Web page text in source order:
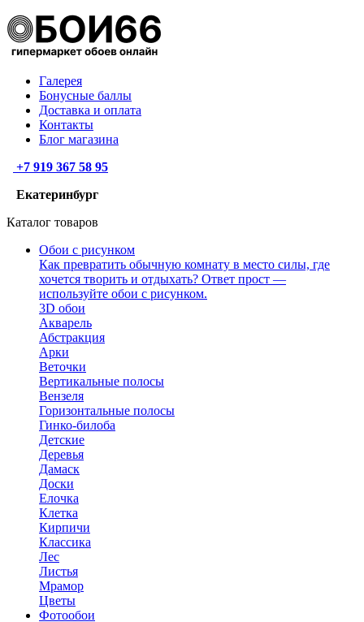
Галерея
Бонусные баллы
Доставка и оплата
Контакты
Блог магазина
+7 919 367 58 95
Екатеринбург
Каталог товаров
Обои с рисунком
Как превратить обычную комнату в место силы, где
хочется творить и отдыхать? Ответ прост —
используйте обои с рисунком.
3D обои
Акварель
Абстракция
Арки
Веточки
Вертикальные полосы
Вензеля
Горизонтальные полосы
Гинко-билоба
Детские
Деревья
Дамаск
Доски
Елочка
Клетка
Кирпичи
Классика
Лес
Листья
Мрамор
Цветы
Фотообои